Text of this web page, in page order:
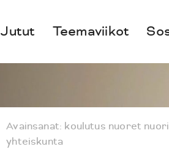
Jutut Teemaviikot
Avainsanat: koulutus nuoret
yhteiskunta